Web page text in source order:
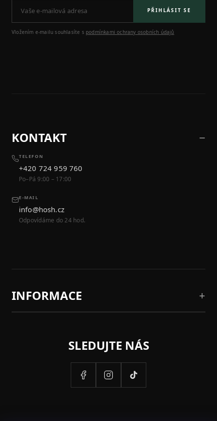
PŘIHLÁSIT SE
Vložením e-mailu souhlasíte s podmínkami ochrany osobních údajů
KONTAKT
TELEFON
+420 724 959 760
Po–Pá 9:00 – 17:00
E-MAIL
info@hosh.cz
Odpovídáme do 24 hod.
INFORMACE
SLEDUJTE NÁS